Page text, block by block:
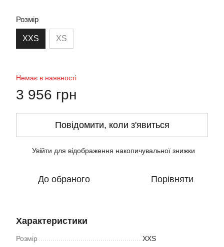
Розмір
XXS XS
Немає в наявності
3 956 грн
Повідомити, коли з'явиться
Увійти для відображення накопичувальної знижки
До обраного Порівняти
Характеристики
Розмір XXS